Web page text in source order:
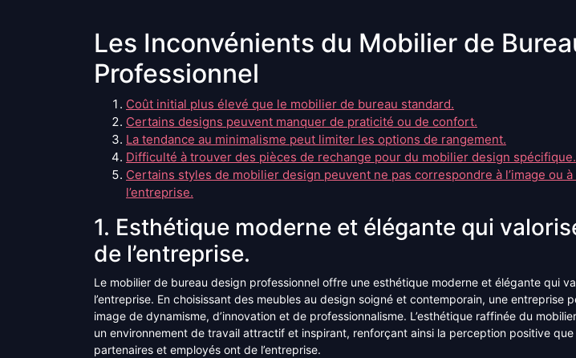
Les Inconvénients du Mobilier de
Professionnel
Coût initial plus élevé que le mobilier de bureau standard.
Certains designs peuvent manquer de praticité ou de confort.
La tendance au minimalisme peut limiter les options de rangement.
Difficulté à trouver des pièces de rechange pour du mobilier design spécifique.
Certains styles de mobilier design peuvent ne pas correspondre à l’image ou
l’entreprise.
1. Esthétique moderne et élégante qui
de l’entreprise.
Le mobilier de bureau design professionnel offre une esthétique moderne et élégante qui
l’entreprise. En choisissant des meubles au design soigné et contemporain, une entreprise
image de dynamisme, d’innovation et de professionnalisme. L’esthétique raffinée du
un environnement de travail attractif et inspirant, renforçant ainsi la perception positive que
partenaires et employés ont de l’entreprise.